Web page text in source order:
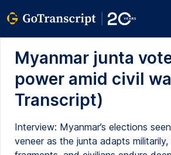
Myanmar junta
power amid civil
Transcript)
Interview: Myanmar’s elections
veneer as the junta adapts militarily,